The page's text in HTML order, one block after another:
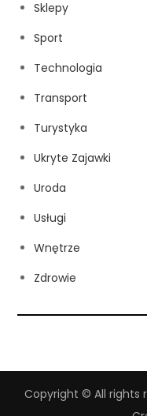
Sklepy
Sport
Technologia
Transport
Turystyka
Ukryte Zajawki
Uroda
Usługi
Wnętrze
Zdrowie
Copyright © All rights